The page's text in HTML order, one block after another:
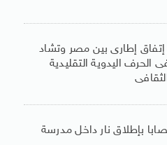
إتفاق إطارى بين مصر وتشاد
الحرف اليدوية التقليدية
و15 مصابا بإطلاق نار داخل مدرسة